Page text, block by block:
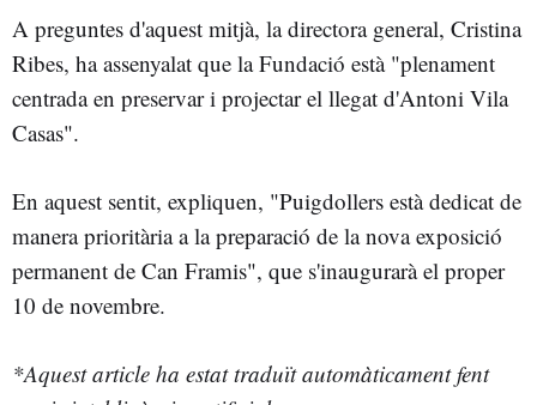
A preguntes d'aquest mitjà, la directora general, Cristina
Ribes, ha assenyalat que la Fundació està "plenament
centrada en preservar i projectar el llegat d'Antoni Vila
Casas".
En aquest sentit, expliquen, "Puigdollers està dedicat de
manera prioritària a la preparació de la nova exposició
permanent de Can Framis", que s'inaugurarà el proper
10 de novembre.
*Aquest article ha estat traduït automàticament fent